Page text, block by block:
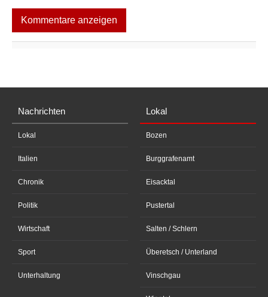
Kommentare anzeigen
Nachrichten
Lokal
Italien
Chronik
Politik
Wirtschaft
Sport
Unterhaltung
Lokal
Bozen
Burggrafenamt
Eisacktal
Pustertal
Salten / Schlern
Überetsch / Unterland
Vinschgau